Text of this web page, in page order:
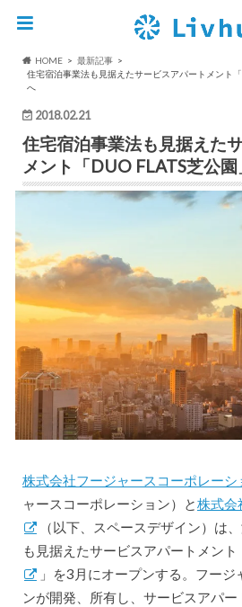
HOME
最新記事
住宅宿泊事業法も見据えたサービスアパートメント
へ
2018.02.21
住宅宿泊事業法も見据えた
メント「DUO FLATS芝公
株式会社フージャースコーポレーシ
ャースコーポレーション）と株式会
（以下、スペースデザイン）は
も見据えたサービスアパートメント
」を3月にオープンする。フージ
ンが開発、所有し、サービスアパー